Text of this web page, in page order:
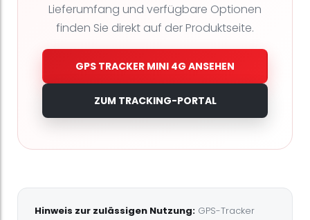
Lieferumfang und verfügbare Optionen
finden Sie direkt auf der Produktseite.
GPS TRACKER MINI 4G ANSEHEN
ZUM TRACKING-PORTAL
Hinweis zur zulässigen Nutzung: GPS-Tracker